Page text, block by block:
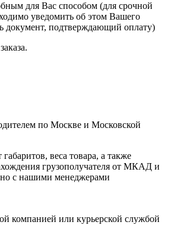
для Вас способом (для срочной
уведомить об этом Вашего
документ, подтверждающий оплату)
по Москве и Московской
веса товара, а также
грузополучателя от МКАД и
с нашими менеджерами
компанией или курьерской службой